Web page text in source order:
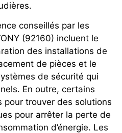
conseillés par les
(92160) incluent le
des installations de
de pièces et le
de sécurité qui
En outre, certains
pour trouver des solutions
pour arrêter la perte de
d’énergie. Les